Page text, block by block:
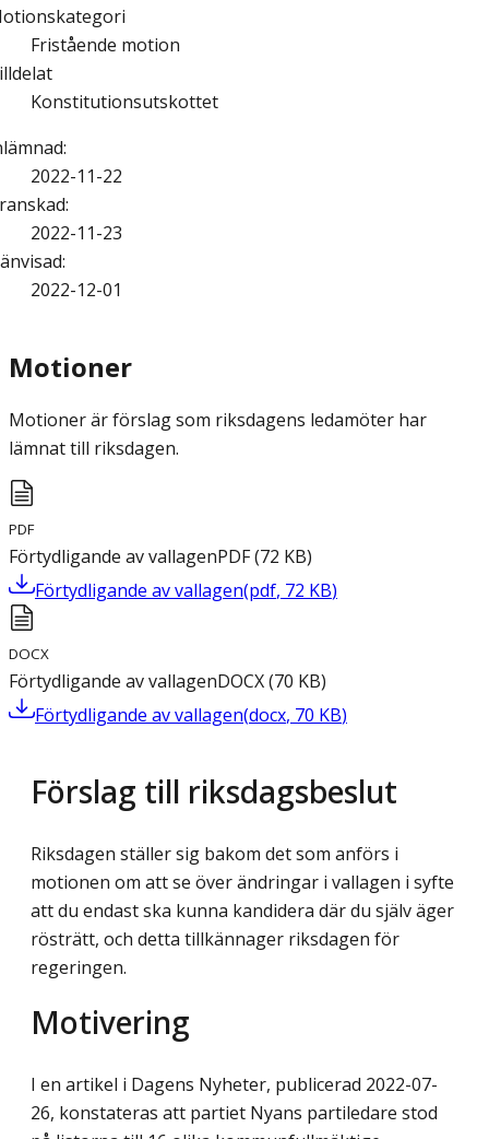
Fristående motion
Konstitutionsutskottet
:
2022-11-22
:
2022-11-23
:
2022-12-01
Motioner
Motioner är förslag som riksdagens ledamöter har
lämnat till riksdagen.
PDF
Förtydligande av vallagenPDF(72 KB)
Förtydligande av vallagen(pdf, 72 KB)
DOCX
Förtydligande av vallagenDOCX(70 KB)
Förtydligande av vallagen(docx, 70 KB)
Förslag till riksdagsbeslut
Riksdagen ställer sig bakom det som anförs i
motionen om att se över ändringar i vallagen i syfte
att du endast ska kunna kandidera där du själv äger
rösträtt, och detta tillkännager riksdagen för
regeringen.
Motivering
I en artikel i Dagens Nyheter, publicerad 2022-07-
26, konstateras att partiet Nyans partiledare stod